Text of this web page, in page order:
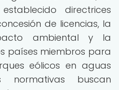
directrices
de licencias, la
ambiental y la
países miembros para
eólicos en aguas
normativas buscan